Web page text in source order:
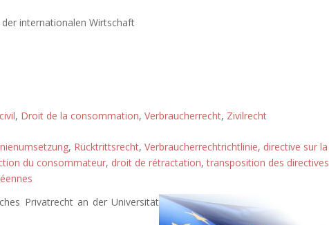
der internationalen Wirtschaft
, Droit de la consommation, Verbraucherrecht, Zivilrecht
, Rücktrittsrecht, Verbraucherrechtrichtlinie, directive sur la
du consommateur, droit de rétractation,transposition des directives
Privatrecht an der Universität